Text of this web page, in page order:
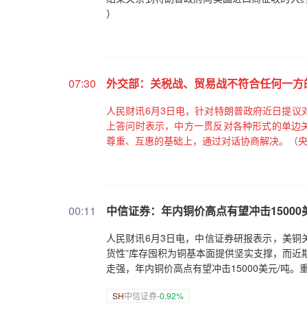
）
07:30 外交部：关税战、贸易战不符合任何一方
人民财讯6月3日电，针对特朗普政府近日提
上答问时表示，中方一贯反对各种形式的单
尊重、互惠的基础上，通过对话协商解决。（
00:11 中信证券：年内铜价高点有望冲击15000
人民财讯6月3日电，中信证券研报表示，美铜
货性”库存囤积为铜基本面提供坚实支撑，而
走强，年内铜价高点有望冲击15000美元/吨。
SH中信证券-0.92%